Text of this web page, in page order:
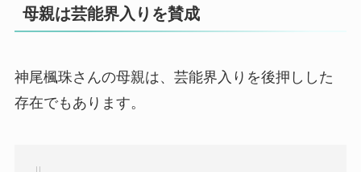
母親は芸能界入りを賛成
神尾楓珠さんの母親は、芸能界入りを後押しした
存在でもあります。